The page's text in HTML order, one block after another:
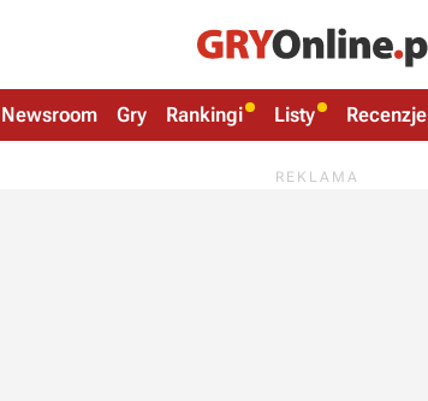
Newsroom Gry Rankingi Listy Recenzje